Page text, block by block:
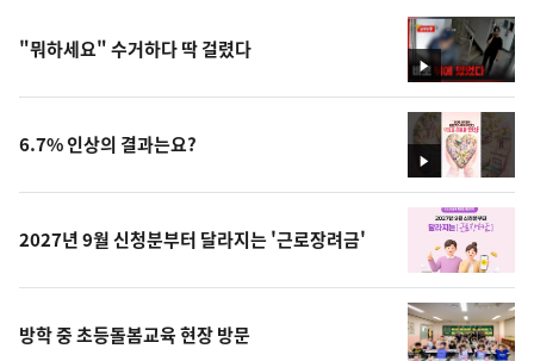
영
상
"뭐하세요" 수거하다 딱 걸렸다
영
상
6.7% 인상의 결과는요?
2027년 9월 신청분부터 달라지는 '근로장려금'
방학 중 초등돌봄교육 현장 방문